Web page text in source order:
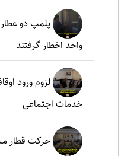
واحد اخطار گرفتند
لزوم ورود
خدمات اجتماعی
حرکت قطار